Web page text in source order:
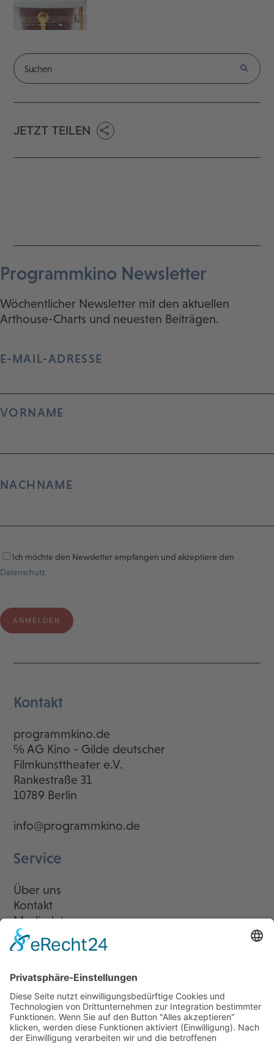
JETZT TEILEN
Programmkino Newsletter
Wöchentlicher Newsletter mit den aktuellen
Arthouse-Charts und neuesten Beiträgen.
E-MAIL-ADRESSE
VORNAME
NACHNAME
Ich möchte den Newsletter empfangen und akzeptiere den
Datenschutz.
Kontakt
programmkino.de
℅ AG Kino - Gilde deutscher
Filmkunsttheater e.V.
Rankestraße 31
10789 Berlin
info@programmkino.de
Service
Über uns
Kontakt
Mediadaten
Newsletter
LogIn
Legal
Impressum
Datenschutzerklärung